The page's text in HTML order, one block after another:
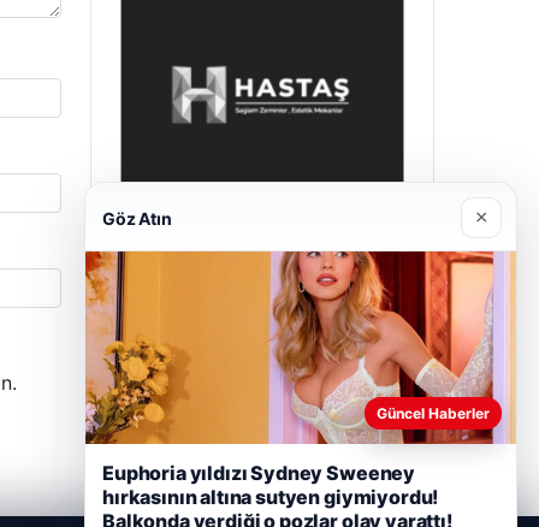
Hastaş Beton
Mayıs 26, 2026
Göz Atın ×
Güncel Haberler
Euphoria yıldızı Sydney Sweeney
hırkasının altına sutyen giymiyordu!
Balkonda verdiği o pozlar olay yarattı!